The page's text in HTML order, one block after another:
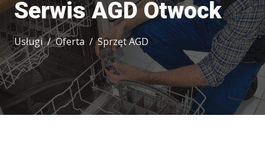
Serwis AGD Otwock
Usługi Oferta Sprzęt AGD